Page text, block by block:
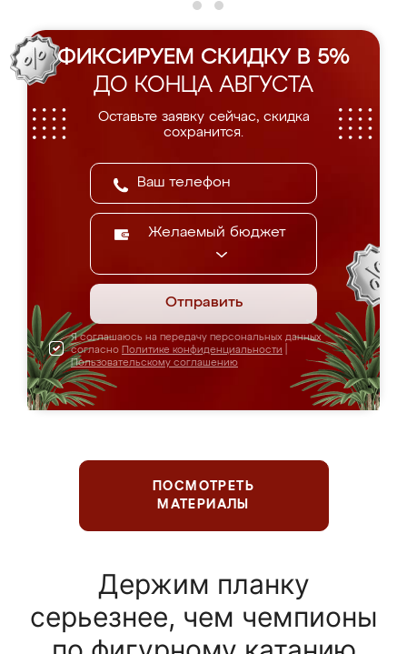
ФИКСИРУЕМ СКИДКУ В 5%
ДО КОНЦА АВГУСТА
Оставьте заявку сейчас, скидка
сохранится.
Желаемый бюджет
Отправить
Я соглашаюсь на передачу персональных данных
согласно Политике конфиденциальности
Пользовательскому соглашению
ПОСМОТРЕТЬ
МАТЕРИАЛЫ
Держим планку
серьезнее, чем чемпионы